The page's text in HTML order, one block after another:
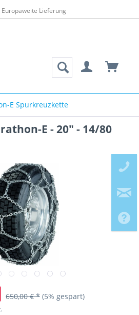
Europaweite Lieferung
E Spurkreuzkette
E - 20" - 14/80
650,00 € * (5% gespart)